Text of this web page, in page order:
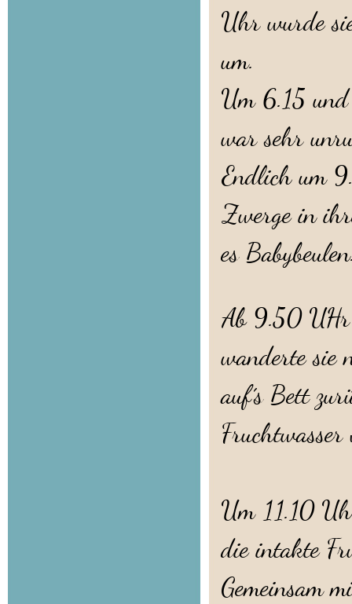
Uhr wurde
um.
Um 6.15
war sehr
Endlich um
Zwerge in
es
Ab 9.50 UHr
wanderte sie
auf´s Bett
Um 11.10
die intakte
Gemeinsam